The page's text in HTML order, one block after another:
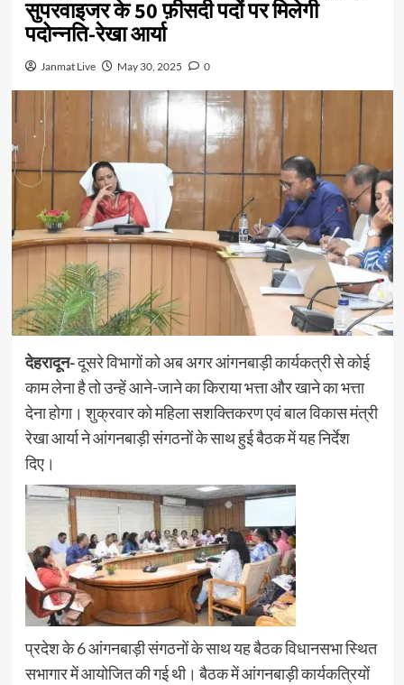
सुपरवाइजर के 50 फ़ीसदी पदों पर मिलेगी
पदोन्नति-रेखा आर्या
Janmat Live May 30, 2025 0
देहरादून-दूसरे विभागों को अब अगर आंगनबाड़ी कार्यकत्री से कोई
काम लेना है तो उन्हें आने-जाने का किराया भत्ता और खाने का भत्ता
देना होगा। शुक्रवार को महिला सशक्तिकरण एवं बाल विकास मंत्री
रेखा आर्या ने आंगनबाड़ी संगठनों के साथ हुई बैठक में यह निर्देश
दिए।
प्रदेश के 6 आंगनबाड़ी संगठनों के साथ यह बैठक विधानसभा स्थित
सभागार में आयोजित की गई थी। बैठक में आंगनबाड़ी कार्यकत्रियों